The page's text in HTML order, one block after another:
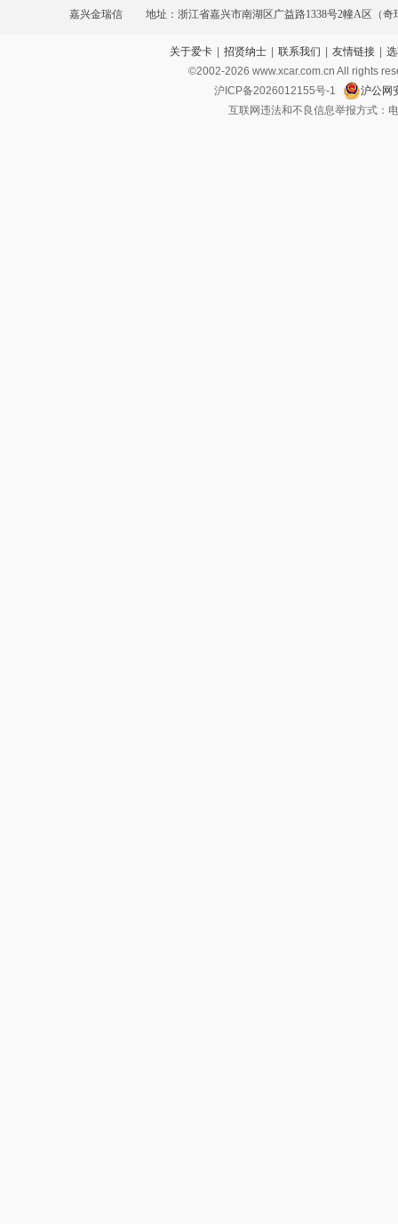
嘉兴金瑞信 地址：浙江省嘉兴市南湖区广益路1338号2幢A区（奇
关于爱卡 | 招贤纳士 | 联系我们 | 友情链接 |
©2002-2026 www.xcar.com.cn All rights
沪ICP备2026012155号-1
沪公网
互联网违法和不良信息举报方式：